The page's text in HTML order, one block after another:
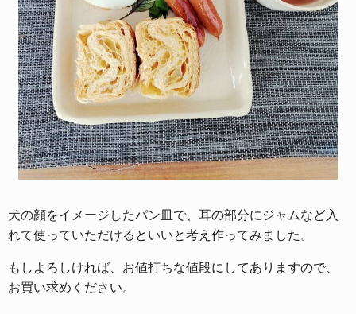
犬の顔をイメージしたパン皿で、耳の部分にジャムなど入
れて使っていただけるといいと考え作ってみました。
もしよろしければ、お値打ちな値段にしてありますので、
お買い求めください。